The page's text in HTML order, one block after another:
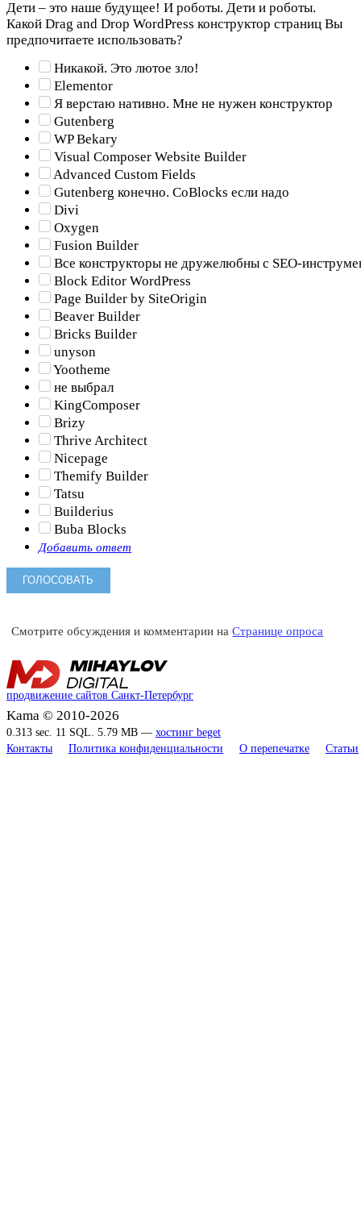
Дети – это наше будущее! И роботы. Дети и роботы.
Какой Drag and Drop WordPress конструктор страниц Вы
предпочитаете использовать?
Никакой. Это лютое зло!
Elementor
Я верстаю нативно. Мне не нужен конструктор
Gutenberg
WP Bekary
Visual Composer Website Builder
Advanced Custom Fields
Gutenberg конечно. CoBlocks если надо
Divi
Oxygen
Fusion Builder
Все конструкторы не дружелюбны с SEO-
Block Editor WordPress
Page Builder by SiteOrigin
Beaver Builder
Bricks Builder
unyson
Yootheme
не выбрал
KingComposer
Brizy
Thrive Architect
Nicepage
Themify Builder
Tatsu
Builderius
Buba Blocks
Добавить ответ
Смотрите обсуждения и комментарии наСтранице опроса
продвижение сайтов Санкт-Петербург
Kama © 2010-2026
0.313 sec. 11 SQL. 5.79 MB — хостинг beget
Контакты
Политика конфиденциальности О перепечатке Статьи